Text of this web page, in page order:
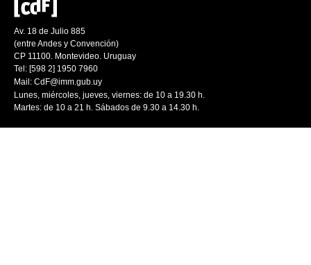
Av. 18 de Julio 885
(entre Andes y Convención)
CP 11100. Montevideo. Uruguay
Tel: [598 2] 1950 7960
Mail: CdF@imm.gub.uy
Lunes, miércoles, jueves, viernes: de 10 a 19.30 h.
Martes: de 10 a 21 h. Sábados de 9.30 a 14.30 h.